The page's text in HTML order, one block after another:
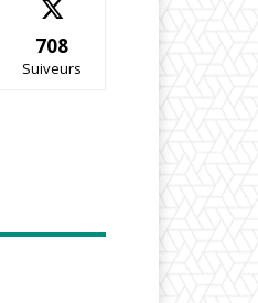
708
Suiveurs